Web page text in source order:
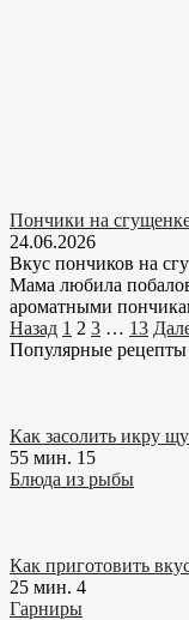
Пончики на
24.06.2026
Вкус пончиков на
Мама любила
ароматными
Навигация
по
Назад 1 2 3 … 13
Популярные рецепты
Как засолить икру
55 мин. 15
Блюда из рыбы
Как приготовить
25 мин. 4
Гарниры